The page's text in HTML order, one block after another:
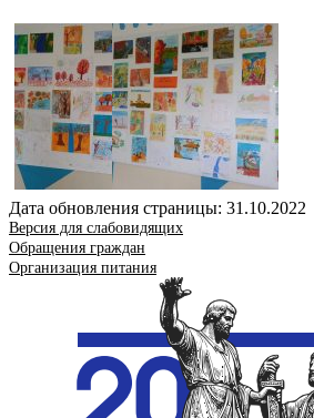
Дата обновления страницы: 31.10.2022
Версия для слабовидящих
Обращения граждан
Организация питания